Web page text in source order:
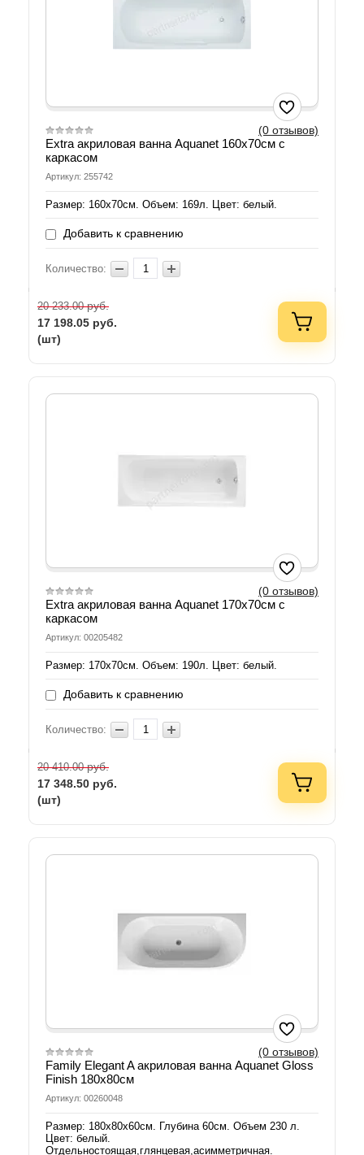
(0 отзывов)
Extra акриловая ванна Aquanet 160х70см с
каркасом
Артикул: 255742
Размер: 160х70см. Объем: 169л. Цвет: белый.
Добавить к сравнению
Количество:
20 233.00руб.
17 198.05 руб.
(шт)
(0 отзывов)
Extra акриловая ванна Aquanet 170х70см с
каркасом
Артикул: 00205482
Размер: 170х70см. Объем: 190л. Цвет: белый.
Добавить к сравнению
Количество:
20 410.00руб.
17 348.50 руб.
(шт)
(0 отзывов)
Family Elegant A акриловая ванна Aquanet Gloss
Finish 180х80см
Артикул: 00260048
Размер: 180х80х60см. Глубина 60см. Объем 230 л.
Цвет: белый.
Отдельностоящая,глянцевая,асимметричная.